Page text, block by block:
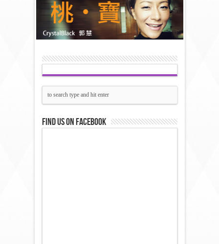
Find us on Facebook